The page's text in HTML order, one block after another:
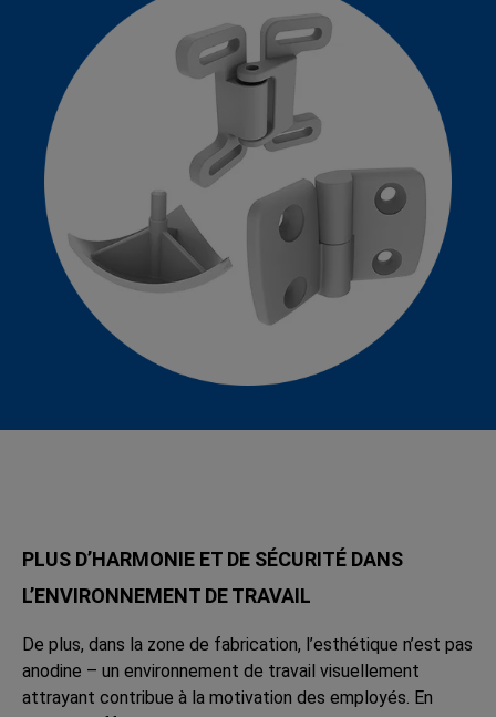
PLUS D’HARMONIE ET DE SÉCURITÉ DANS
L’ENVIRONNEMENT DE TRAVAIL
De plus, dans la zone de fabrication, l’esthétique n’est pas
anodine – un environnement de travail visuellement
attrayant contribue à la motivation des employés. En